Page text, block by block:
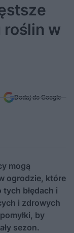
roślin w
Dodaj do Google
mogą
ogrodzie, które
błędach i
i zdrowych
by
sezon.